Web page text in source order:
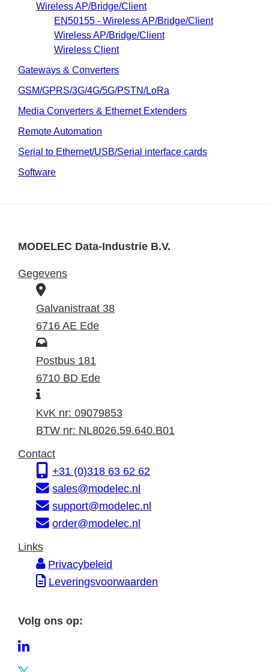
Wireless AP/Bridge/Client
EN50155 - Wireless AP/Bridge/Client
Wireless AP/Bridge/Client
Wireless Client
Gateways & Converters
GSM/GPRS/3G/4G/5G/PSTN/LoRa
Media Converters & Ethernet Extenders
Remote Automation
Serial to Ethernet/USB/Serial interface cards
Software
MODELEC Data-Industrie B.V.
Gegevens
B
e
z
o
e
k
d
r
s
Galvanistraat 38
6716 AE Ede
P
o
s
a
d
e
s
Postbus 181
6710 BD Ede
I
n
f
r
m
a
t
e
KvK nr: 09079853
BTW nr: NL8026.59.640.B01
Contact
+31 (0)318 63 62 62
sales@modelec.nl
support@modelec.nl
order@modelec.nl
Links
Privacybeleid
Leveringsvoorwaarden
Volg ons op:
L